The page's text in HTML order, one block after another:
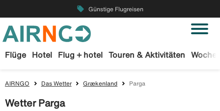
local_offer Günstige Flugreisen
Flüge Hotel Flug + hotel Touren & Aktivitäten
AIRNGO Das Wetter Grækenland Parga
Wetter Parga